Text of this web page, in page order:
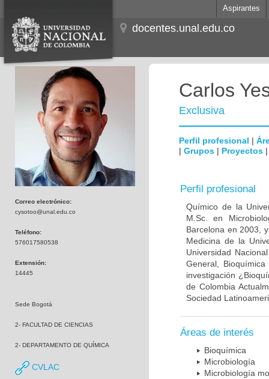
Aspirantes
docentes.unal.edu.co
Correo electrónico:
cysotoo@unal.edu.co
Teléfono:
576017580538
Extensión:
14445
Sede Bogotá
2- FACULTAD DE CIENCIAS
2- DEPARTAMENTO DE QUÍMICA
CVLAC
Carlos
Exclusiva
Perfil profesional |
| Grupos | Proyectos
Perfil profesional
Químico de la
M.Sc. en
Barcelona en 2003,
Medicina de la
Universidad
General,
investigación
de Colombia
Sociedad
Áreas de interés
Bioquímica
Microbiología
Microbiología